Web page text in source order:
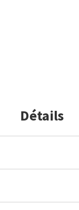
Détails